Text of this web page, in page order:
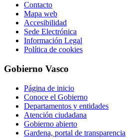
Contacto
Mapa web
Accesibilidad
Sede Electrónica
Información Legal
Política de cookies
Gobierno Vasco
Página de inicio
Conoce el Gobierno
Departamentos y entidades
Atención ciudadana
Gobierno abierto
Gardena, portal de transparencia